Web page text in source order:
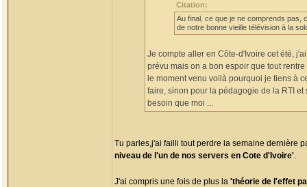
Citation:
Au final, ce que je ne comprends pas,
de notre bonne vieille télévision à la
Je compte aller en Côte-d'Ivoire cet été,
prévu mais on a bon espoir que tout
le moment venu voilà pourquoi je tiens à
faire, sinon pour la pédagogie de la RTI
besoin que moi ...
Tu parles,j'ai failli tout perdre la semaine dernière
niveau de l'un de nos servers en Cote d'Ivoire'.
J'ai compris une fois de plus la 'théorie de l'effet